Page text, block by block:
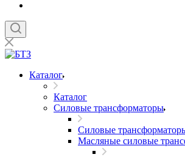
Каталог
Каталог
Силовые трансформаторы
Силовые
Масляные силовые